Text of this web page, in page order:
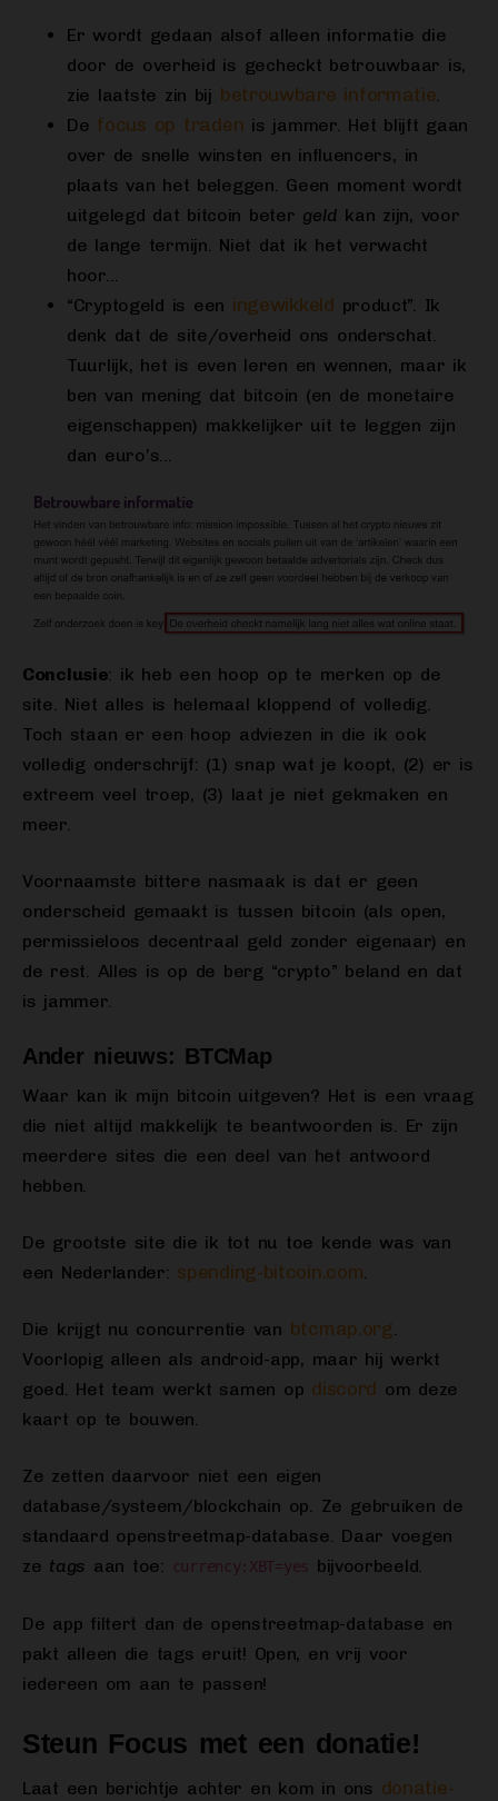
Er wordt gedaan alsof alleen informatie die
door de overheid is gecheckt betrouwbaar is,
zie laatste zin bij betrouwbare informatie.
De focus op traden is jammer. Het blijft gaan
over de snelle winsten en influencers, in
plaats van het beleggen. Geen moment wordt
uitgelegd dat bitcoin beter geld kan zijn, voor
de lange termijn. Niet dat ik het verwacht
hoor…
“Cryptogeld is een ingewikkeld product”. Ik
denk dat de site/overheid ons onderschat.
Tuurlijk, het is even leren en wennen, maar ik
ben van mening dat bitcoin (en de monetaire
eigenschappen) makkelijker uit te leggen zijn
dan euro’s…
Conclusie: ik heb een hoop op te merken op de
site. Niet alles is helemaal kloppend of volledig.
Toch staan er een hoop adviezen in die ik ook
volledig onderschrijf: (1) snap wat je koopt, (2) er is
extreem veel troep, (3) laat je niet gekmaken en
meer.
Voornaamste bittere nasmaak is dat er geen
onderscheid gemaakt is tussen bitcoin (als open,
permissieloos decentraal geld zonder eigenaar) en
de rest. Alles is op de berg “crypto” beland en dat
is jammer.
Ander nieuws: BTCMap
Waar kan ik mijn bitcoin uitgeven? Het is een vraag
die niet altijd makkelijk te beantwoorden is. Er zijn
meerdere sites die een deel van het antwoord
hebben.
De grootste site die ik tot nu toe kende was van
een Nederlander: spending-bitcoin.com.
Die krijgt nu concurrentie van btcmap.org.
Voorlopig alleen als android-app, maar hij werkt
goed. Het team werkt samen op discord om deze
kaart op te bouwen.
Ze zetten daarvoor niet een eigen
database/systeem/blockchain op. Ze gebruiken de
standaard openstreetmap-database. Daar voegen
ze tags aan toe: currency:XBT=yes bijvoorbeeld.
De app filtert dan de openstreetmap-database en
pakt alleen die tags eruit! Open, en vrij voor
iedereen om aan te passen!
Steun Focus met een donatie!
Laat een berichtje achter en kom in ons donatie-